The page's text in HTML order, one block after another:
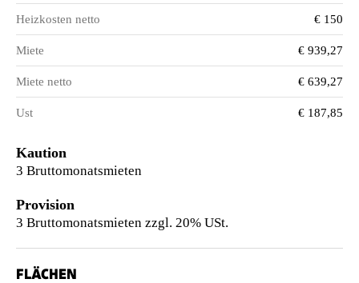
Heizkosten netto € 150
Miete € 939,27
Miete netto € 639,27
Ust € 187,85
Kaution
3 Bruttomonatsmieten
Provision
3 Bruttomonatsmieten zzgl. 20% USt.
FLÄCHEN